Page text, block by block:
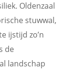
Oldenzaal
stuwwal,
ijstijd zo’n
de
landschap